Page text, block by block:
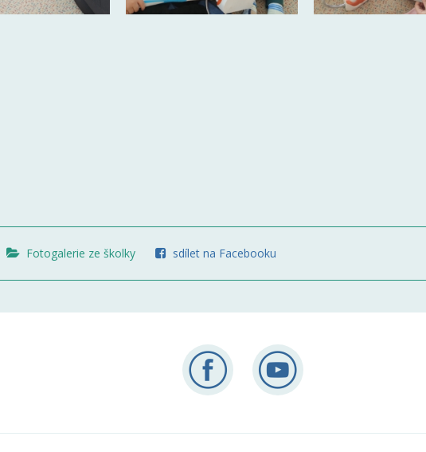
Fotogalerie ze školky sdílet na Facebooku